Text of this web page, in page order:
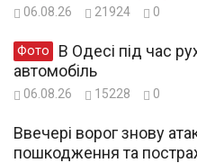
06.08.26 21924 0
Фото
автомобіль
06.08.26 15228 0
Ввечері ворог знову
пошкодження та